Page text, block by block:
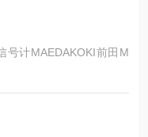
号计MAEDAKOKI前田M
无所谓]